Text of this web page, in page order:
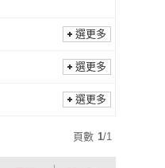
選更多
選更多
選更多
頁數 1/1